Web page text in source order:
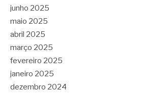
junho 2025
maio 2025
abril 2025
março 2025
fevereiro 2025
janeiro 2025
dezembro 2024